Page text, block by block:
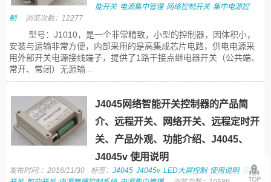
能开关 电源集中管理 网络控制开关 集中电源控
制
浏览次数：12277
型号：J1010，是一个非常精致，小型的控制器，因体积小，
安装与运输非常方便，内部采用的是高集成芯片电路，供电电源采
用外部开关电源接线端子，提供了1路干接点继电器开关（公共端、
常开、常闭）无源输...
J4045网络智能开关控制器的产品简
介、远程开关、网络开关、远程定时开
关、产品外观、功能介绍、J4045、
J4045v 使用说明
发布时间:：2016/11/30 标签：J4045 J4045v LED大屏控制 使用说明 定时